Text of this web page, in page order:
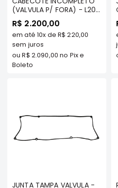
Freio
Correias
Filtros
Freio
(VALVULA P/ FORA) - L200
93/95 - FRONTIER
R$ 2.200,00
em até 10x de R$ 220,00
sem juros
ouR$ 2.090,00 no Pix e
Boleto
JUNTA TAMPA VALVULA -